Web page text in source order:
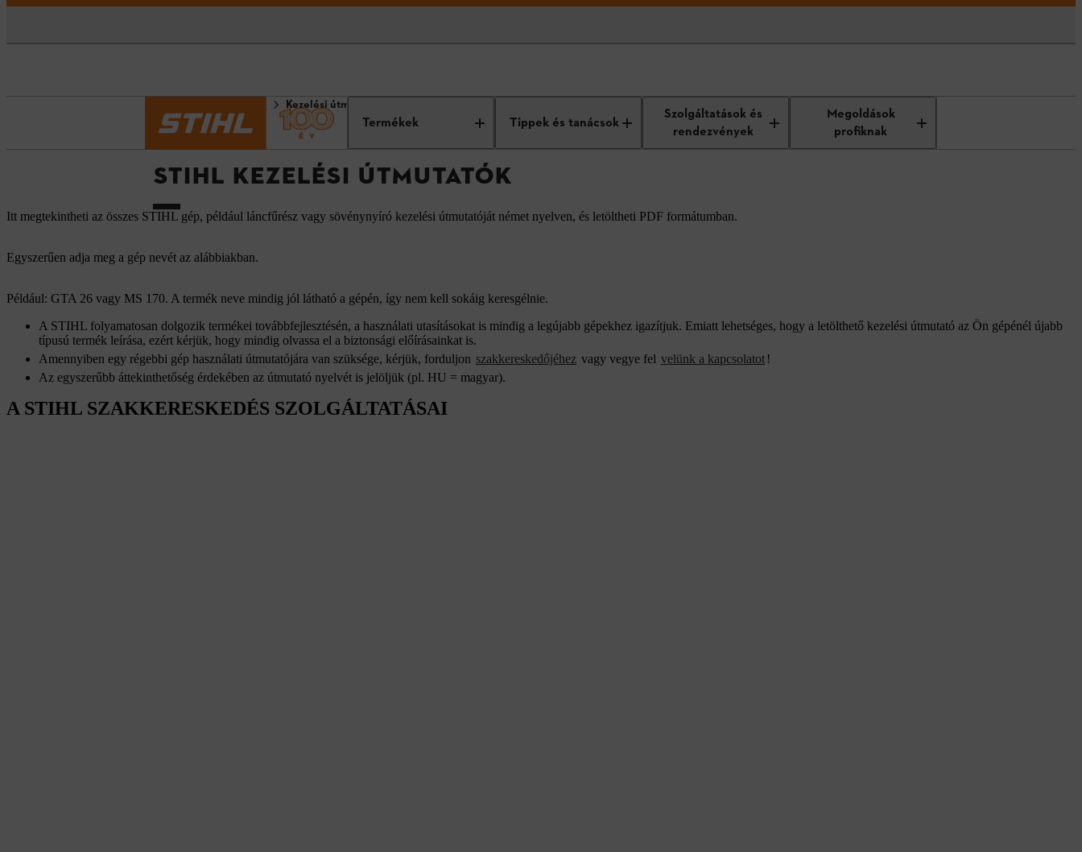
Termékek Tippek és tanácsok
Szolgáltatások és
rendezvények
Megoldások
profiknak
Információk Kezelési útmutatók
STIHL KEZELÉSI ÚTMUTATÓK
Itt megtekintheti az összes STIHL gép, például láncfűrész vagy sövénynyíró kezelési útmutatóját német nyelven, és letöltheti PDF formátumban.
Egyszerűen adja meg a gép nevét az alábbiakban.
Például: GTA 26 vagy MS 170. A termék neve mindig jól látható a gépén, így nem kell sokáig keresgélnie.
A STIHL folyamatosan dolgozik termékei továbbfejlesztésén, a használati utasításokat is mindig a legújabb gépekhez igazítjuk. Emiatt lehetséges, hogy a letölthető kezelési útmutató az Ön gépénél újabb
típusú termék leírása, ezért kérjük, hogy mindig olvassa el a biztonsági előírásainkat is.
Amennyiben egy régebbi gép használati útmutatójára van szüksége, kérjük, forduljon szakkereskedőjéhez vagy vegye fel velünk a kapcsolatot !
Az egyszerűbb áttekinthetőség érdekében az útmutató nyelvét is jelöljük (pl. HU = magyar).
A STIHL SZAKKERESKEDÉS SZOLGÁLTATÁSAI